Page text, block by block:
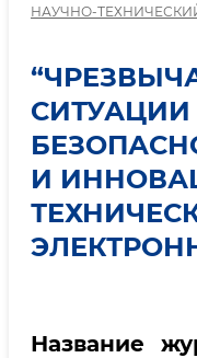
НАУЧНО-
И
Название